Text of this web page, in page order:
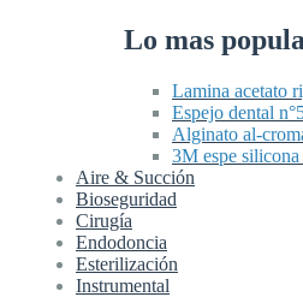
Lo mas
Lamina acetato
Espejo dental
Alginato al-
3M espe silicona
Aire & Succión
Bioseguridad
Cirugía
Endodoncia
Esterilización
Instrumental